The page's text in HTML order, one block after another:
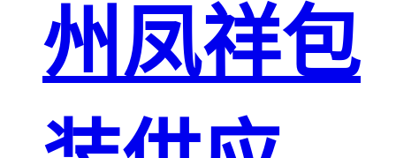
州凤祥包